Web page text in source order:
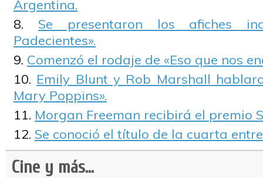
Argentina.
Se presentaron los afiches
Padecientes».
Comenzó el rodaje de «Eso que nos
Emily Blunt y Rob Marshall
Mary Poppins».
Morgan Freeman recibirá el premio
Se conoció el título de la cuarta
Cine y más...